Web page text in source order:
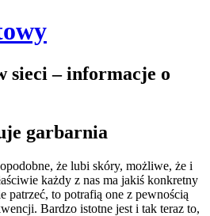
sieci – informacje o
garbarnia
że lubi skóry, możliwe, że i
każdy z nas ma jakiś konkretny
patrzeć, to potrafią one z pewnością
Bardzo istotne jest i tak teraz to,